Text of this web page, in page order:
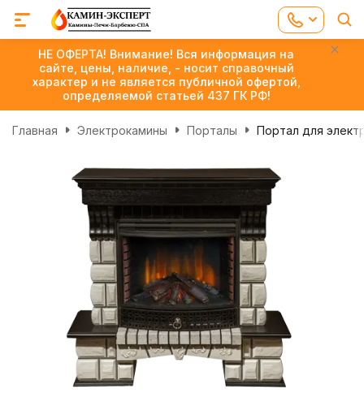
НЕ ОФЕРТА! Внимание! Вся информация на
сайте, цены, наличие, - носит справочный
характер и не является публичной офертой,
определяемой статьей 437 ГК РФ!
Главная Электрокамины Порталы Портал для